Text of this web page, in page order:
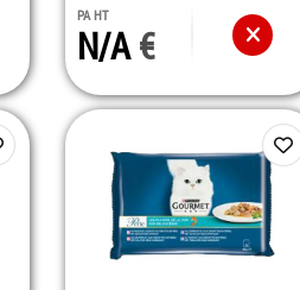
PA HT
N/A